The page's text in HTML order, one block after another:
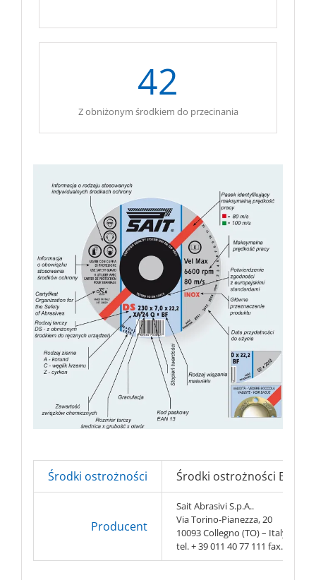
42
Z obniżonym środkiem do przecinania
Środki ostrożności Środki ostrożności BHP
Producent
Sait Abrasivi S.p.A..
Via Torino-Pianezza, 20
10093 Collegno (TO) – Italy
tel. + 39 011 40 77 111 fax. + 39